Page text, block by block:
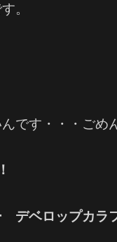
。
です・・・ごめ
デベロップカラ